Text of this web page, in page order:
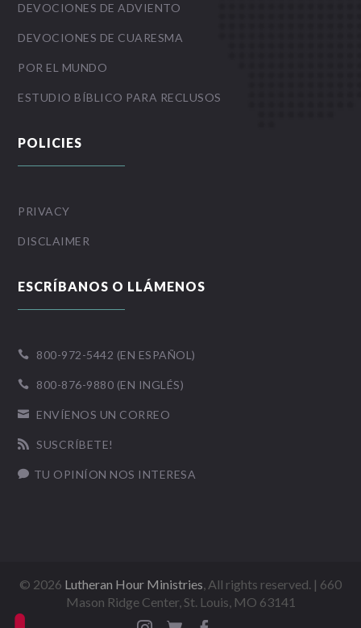
DEVOCIONES DE ADVIENTO
DEVOCIONES DE CUARESMA
POR EL MUNDO
ESTUDIO BÍBLICO PARA RECLUSOS
POLICIES
PRIVACY
DISCLAIMER
ESCRÍBANOS O LLÁMENOS
 800-972-5442 (EN ESPAÑOL)
 800-876-9880 (EN INGLÉS)
 ENVÍENOS UN CORREO
 SUSCRÍBETE!
 TU OPINÍON NOS INTERESA
© 2026 Lutheran Hour Ministries, All rights reserved. | 660
Mason Ridge Center, St. Louis, MO 63141